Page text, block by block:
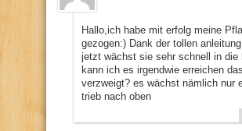
Hallo,ich habe mit erfolg meine
gezogen:) Dank der tollen anleitung
jetzt wächst sie sehr schnell in die
kann ich es irgendwie erreichen
verzweigt? es wächst nämlich nur
trieb nach oben